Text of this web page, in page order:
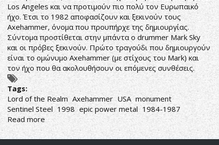
Los Angeles και να προτιμούν πιο πολύ τον Ευρωπαικό
ήχο. Έτσι το 1982 αποφασίζουν και ξεκινούν τους
Axehammer, όνομα που προυπήρχε της δημιουργίας.
Σύντομα προστίθεται στην μπάντα ο drummer Mark Sky
και οι πρόβες ξεκινούν. Πρώτο τραγούδι που δημιουργούν
είναι το ομώνυμο Axehammer (με στίχους του Mark) και
τον ήχο που θα ακολουθήσουν οι επόμενες συνθέσεις.
Tags:
Lord of the Realm Axehammer USA monument
Sentinel Steel 1998 epic power metal 1984-1987
Read more about
Axehammer-
Lord